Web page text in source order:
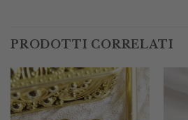
PRODOTTI CORRELATI